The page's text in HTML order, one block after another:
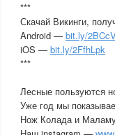
***
Скачай Викинги,
Android — bit.ly/
iOS — bit.ly/2FfhLpk
***
Лесные пользуются
Уже год мы
Нож Колада и